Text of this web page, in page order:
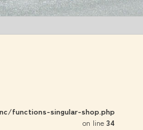
functions-singular-shop.php
on line 34